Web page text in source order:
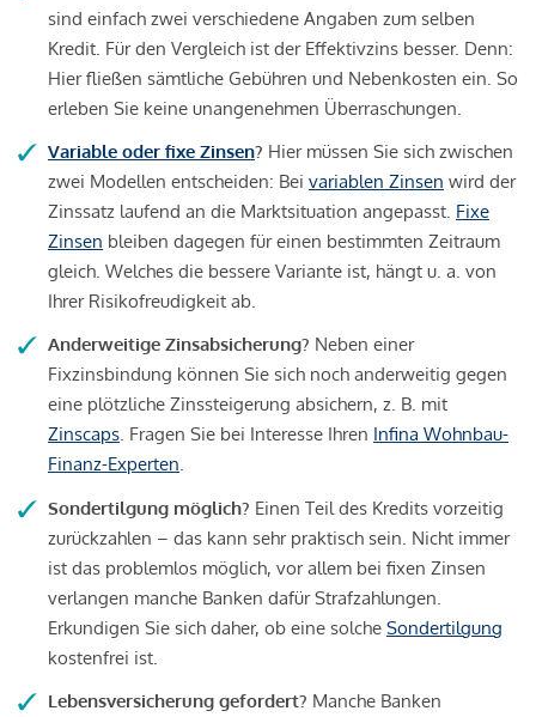
sind einfach zwei verschiedene Angaben zum selben
Kredit. Für den Vergleich ist der Effektivzins besser. Denn:
Hier fließen sämtliche Gebühren und Nebenkosten ein. So
erleben Sie keine unangenehmen Überraschungen.
Variable oder fixe Zinsen? Hier müssen Sie sich zwischen
zwei Modellen entscheiden: Bei variablen Zinsen wird der
Zinssatz laufend an die Marktsituation angepasst. Fixe
Zinsen bleiben dagegen für einen bestimmten Zeitraum
gleich. Welches die bessere Variante ist, hängt u. a. von
Ihrer Risikofreudigkeit ab.
Anderweitige Zinsabsicherung? Neben einer
Fixzinsbindung können Sie sich noch anderweitig gegen
eine plötzliche Zinssteigerung absichern, z. B. mit
Zinscaps. Fragen Sie bei Interesse Ihren Infina Wohnbau-
Finanz-Experten.
Sondertilgung möglich? Einen Teil des Kredits vorzeitig
zurückzahlen – das kann sehr praktisch sein. Nicht immer
ist das problemlos möglich, vor allem bei fixen Zinsen
verlangen manche Banken dafür Strafzahlungen.
Erkundigen Sie sich daher, ob eine solche Sondertilgung
kostenfrei ist.
Lebensversicherung gefordert? Manche Banken